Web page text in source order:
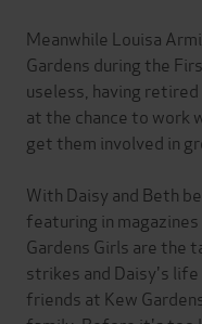
Meanwhile Louisa
Gardens during the
useless, having
at the chance to work
get them involved in
With Daisy and Beth
featuring in
Gardens Girls are the
strikes and Daisy's
friends at Kew